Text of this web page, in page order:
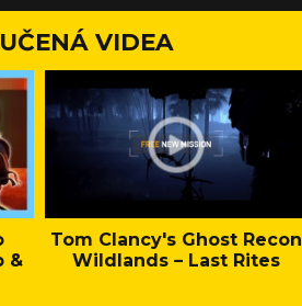
VIDEA
&
Tom Clancy's Ghost Recon
Wildlands – Last Rites